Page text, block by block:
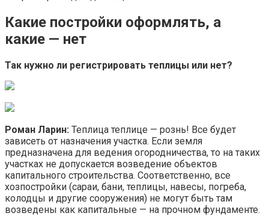
Какие постройки оформлять, а
какие — нет
Так нужно ли регистрировать теплицы или нет?
Роман Ларин: Теплица теплице — рознь! Все будет
зависеть от назначения участка. Если земля
предназначена для ведения огородничества, то на таких
участках не допускается возведение объектов
капитального строительства. Соответственно, все
хозпостройки (сараи, бани, теплицы, навесы, погреба,
колодцы и другие сооружения) не могут быть там
возведены как капитальные — на прочном фундаменте.